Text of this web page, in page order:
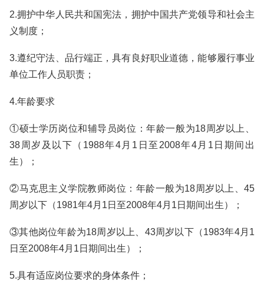
2.拥护中华人民共和国宪法，拥护中国共产党领导和社会主
义制度；
3.遵纪守法、品行端正，具有良好职业道德，能够履行事业
单位工作人员职责；
4.年龄要求
①硕士学历岗位和辅导员岗位：年龄一般为18周岁以上、
38周岁及以下（1988年4月1日至2008年4月1日期间出
生）；
②马克思主义学院教师岗位：年龄一般为18周岁以上、45
周岁以下（1981年4月1日至2008年4月1日期间出生）；
③其他岗位年龄为18周岁以上、43周岁以下（1983年4月1
日至2008年4月1日期间出生）；
5.具有适应岗位要求的身体条件；